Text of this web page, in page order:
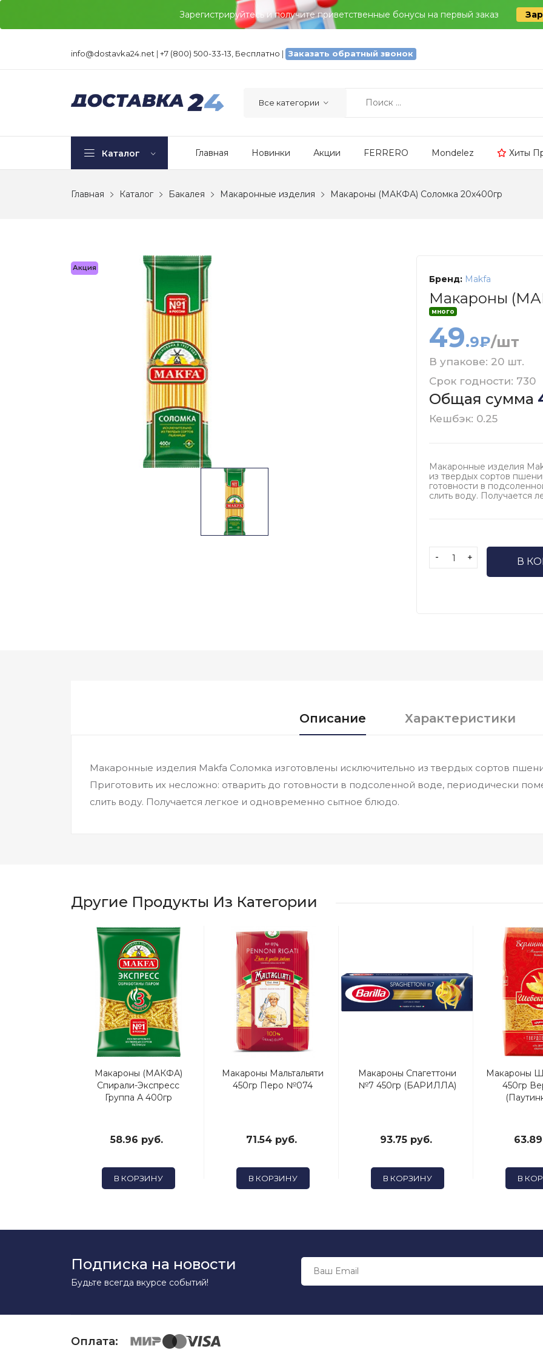
Зарегистрируйтесь и получите приветственные бонусы на первый заказ
info@dostavka24.net | +7 (800) 500-33-13, Бесплатно | Заказать обратный звонок
Каталог Главная Новинки Акции FERRERO Mondelez Хиты
Главная Каталог Бакалея Макаронные изделия Макароны (МАКФА) Соломка 20х400гр
Акция
Бренд: Makfa
Макароны
много
49.9₽/шт
В упакове: 20 шт.
Срок годности: 730
Общая сумма
Кешбэк: 0.25
Макаронные изделия
из твердых сортов
готовности в
слить воду. Получается
- + В
Описание Характеристики
Макаронные изделия Makfa Соломка изготовлены исключительно из твердых сортов
Приготовить их несложно: отварить до готовности в подсоленной воде, периодически
слить воду. Получается легкое и одновременно сытное блюдо.
Другие Продукты Из Категории
Макароны (МАКФА)
Спирали-Экспресс
Группа А 400гр
58.96 руб.
В КОРЗИНУ
Макароны Мальтальяти
450гр Перо №074
71.54 руб.
В КОРЗИНУ
Макароны Спагеттони
№7 450гр (БАРИЛЛА)
93.75 руб.
В КОРЗИНУ
Макароны
450гр
В
Подписка на новости
Будьте всегда вкурсе событий!
Оплата: